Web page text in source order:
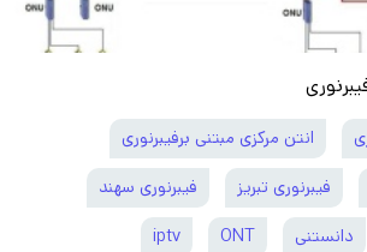
انتن مرکزی مبتنی برفیبرنوری
فیبرنوری تبریز فیبرنوری سهند
دانستنی ONT
iptv